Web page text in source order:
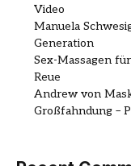
Video
Manuela
Generation
Sex-Massagen
Reue
Andrew von
Großfahndung –